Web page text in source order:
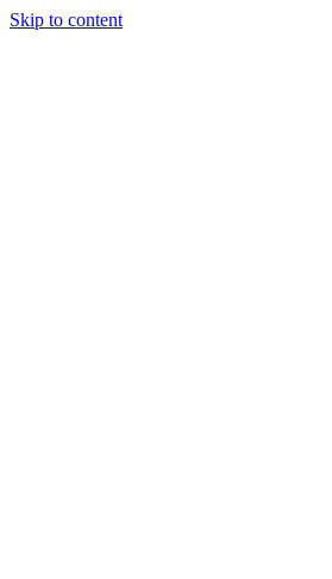
Skip to content